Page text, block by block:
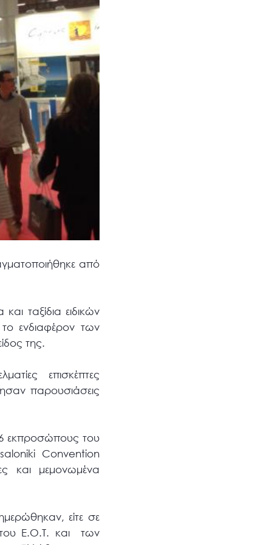
από
ταξίδια ειδικών
ενδιαφέρον των
της.
επισκέπτες
παρουσιάσεις
εκπροσώπους του
Convention
και μεμονωμένα
είτε σε
του Ε.Ο.Τ. και των